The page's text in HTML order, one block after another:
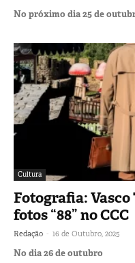
No próximo dia 25 de
Cultura
Fotografia:
fotos “88” no CCC
Redação - 16 de Outubro, 2025
No dia 26 de outubro